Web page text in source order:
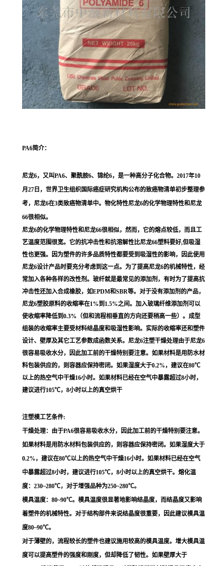
PA6简介：
尼龙6，又叫PA6、聚酰胺6、锦纶6，是一种高分子化合物。2017年10
月27日，世界卫生组织国际癌症研究机构公布的致癌物清单初步整理参
考，尼龙6在3类致癌物清单中。物化特性尼龙6的化学物理特性和尼龙
66很相似。
尼龙6的化学物理特性和尼龙66很相似，然而，它的熔点较低，而且工
艺温度范围很宽。它的抗冲击性和抗溶解性比尼龙66塑料要好,但吸湿
性也更强。因为塑件的许多品质特性都要受到吸湿性的影响，因此使用
尼龙6设计产品时要充分考虑到这一点。为了提高尼龙6的机械特性，经
常加入各种各样的改性剂。玻纤就是最常见的添加剂，有时为了提高抗
冲击性还加入合成橡胶，如EPDM和SBR等。对于没有添加剂的产品，
尼龙6塑胶原料的收缩率在1%到1.5%之间。加入玻璃纤维添加剂可以
使收缩率降低到0.3%（但和流程相垂直的方向还要稍高一些）。成型
组装的收缩率主要受材料结晶度和吸湿性影响。实际的收缩率还和塑件
设计、壁厚及其它工艺参数成函数关系。尼龙6注塑干燥处理由于尼龙6
很容易吸收水分，因此加工前的干燥特别要注意。如果材料是用防水材
料包装供应的，则容器应保持密闭。如果湿度大于0.2%，建议在80℃
以上的热空气中干燥16小时。如果材料已经在空气中暴露超过8小时，
建议进行105℃，8小时以上的真空烘干
注塑模工艺条件:
干燥处理：由于PA6很容易吸收水分，因此加工前的干燥特别要注意。
如果材料是用防水材料包装供应的，则容器应保持密闭。如果湿度大于
0.2%，建议在80℃以上的热空气中干燥16小时。如果材料已经在空气
中暴露超过8小时，建议进行105℃，8小时以上的真空烘干。熔化温
度：230~280℃，对于增强品种为250~280℃。
模具温度：80~90℃。模具温度很显著地影响结晶度，而结晶度又影响
着塑件的机械特性。对于结构部件来说结晶度很重要，因此建议模具温
度80~90℃。
对于薄壁的，流程较长的塑件也建议施用较高的模具温度。增大模具温
度可以提高塑件的强度和刚度，但却降低了韧性。如果壁厚大于